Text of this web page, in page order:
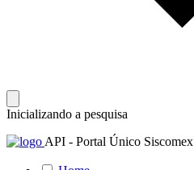
Inicializando a pesquisa
API - Portal Único Siscomex